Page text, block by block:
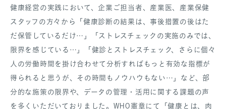
健康経営の実践において、企業ご担当者、産業医、産業保健
スタッフの方々から「健康診断の結果は、事後措置の後はた
だ保管しているだけ…」「ストレスチェックの実施のみでは、
限界を感じている…」「健診とストレスチェック、さらに個々
人の労働時間を掛け合わせて分析すればもっと有効な指標が
得られると思うが、その時間もノウハウもない…」など、部
分的な施策の限界や、データの管理・活用に関する課題の声
を多くいただいておりました。WHO憲章にて「健康とは、肉